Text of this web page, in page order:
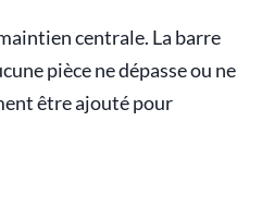
centrale. La barre
pièce ne dépasse ou ne
être ajouté pour